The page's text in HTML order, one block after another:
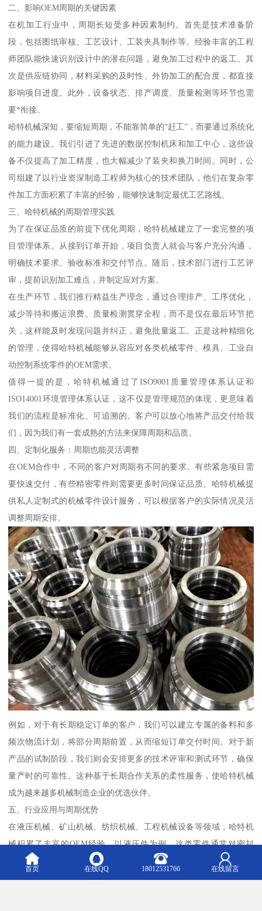
二、影响OEM周期的关键因素
在机加工行业中，周期长短受多种因素制约。首先是技术准备阶
段，包括图纸审核、工艺设计、工装夹具制作等。经验丰富的工程
师团队能快速识别设计中的潜在问题，避免加工过程中的返工。其
次是供应链协同，材料采购的及时性、外协加工的配合度，都直接
影响项目进度。此外，设备状态、排产调度、质量检测等环节也需
要*衔接。
哈特机械深知，要缩短周期，不能靠简单的“赶工”，而要通过系统化
的能力建设。我们引进了先进的数据控制机床和加工中心，这些设
备不仅提高了加工精度，也大幅减少了装夹和换刀时间。同时，公
司组建了以行业资深制造工程师为核心的技术团队，他们在复杂零
件加工方面积累了丰富的经验，能够快速制定最优工艺路线。
三、哈特机械的周期管理实践
为了在保证品质的前提下优化周期，哈特机械建立了一套完整的项
目管理体系。从接到订单开始，项目负责人就会与客户充分沟通，
明确技术要求、验收标准和交付节点。随后，技术部门进行工艺评
审，提前识别加工难点，并制定应对方案。
在生产环节，我们推行精益生产理念，通过合理排产、工序优化，
减少等待和搬运浪费。质量检测贯穿全程，而不是仅在最后环节把
关，这样能及时发现问题并纠正，避免批量返工。正是这种精细化
的管理，使得哈特机械能够从容应对各类机械零件、模具、工业自
动控制系统零件的OEM需求。
值得一提的是，哈特机械通过了ISO9001质量管理体系认证和
ISO14001环境管理体系认证，这不仅是管理规范的体现，更意味着
我们的流程是标准化、可追溯的。客户可以放心地将产品交付给我
们，因为我们有一套成熟的方法来保障周期和品质。
四、定制化服务：周期也能灵活调整
在OEM合作中，不同的客户对周期有不同的要求。有些紧急项目需
要快速交付，有些精密零件则需要更多时间保证品质。哈特机械提
供私人定制式的机械零件设计服务，可以根据客户的实际情况灵活
调整周期安排。
例如，对于有长期稳定订单的客户，我们可以建立专属的备料和多
频次物流计划，将部分周期前置，从而缩短订单交付时间。对于新
产品的试制阶段，我们则会安排更多的技术评审和测试环节，确保
量产时的可靠性。这种基于长期合作关系的柔性服务，使哈特机械
成为越来越多机械制造企业的优选伙伴。
五、行业应用与周期优势
在液压机械、矿山机械、纺织机械、工程机械设备等领域，哈特机
械积累了丰富的OEM经验。以液压件为例，这类零件通常对密封
面、内孔精度有严格要求，加工周期较长。但我们通过优化刀具路
径和切削参数，在保证精度的同时，有效压缩了加工时间。
首页 在线QQ 18012531766 在线留言